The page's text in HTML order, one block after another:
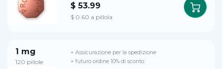
$ 53.99
$ 0.60 a pillola
1 mg
120 pillole
+ Assicurazione per la spedizione
+ futuro ordine 10% di sconto